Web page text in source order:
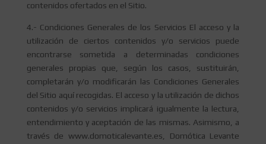
contenidos ofertados en el Sitio.
4.- Condiciones Generales de los Servicios El acceso y la
utilización de ciertos contenidos y/o servicios puede
encontrarse sometida a determinadas condiciones
generales propias que, según los casos, sustituirán,
completarán y/o modificarán las Condiciones Generales
del Sitio aquí recogidas. El acceso y la utilización de dichos
contenidos y/o servicios implicará igualmente la lectura,
entendimiento y aceptación de las mismas. Asimismo, a
través de www.domoticalevante.es, Domótica Levante